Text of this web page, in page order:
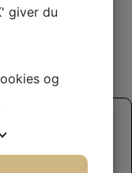
giver du
og